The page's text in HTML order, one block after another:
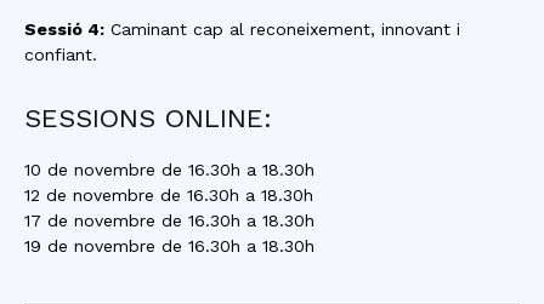
Sessió 4: Caminant cap al reconeixement, innovant i
confiant.
SESSIONS ONLINE:
10 de novembre de 16.30h a 18.30h
12 de novembre de 16.30h a 18.30h
17 de novembre de 16.30h a 18.30h
19 de novembre de 16.30h a 18.30h